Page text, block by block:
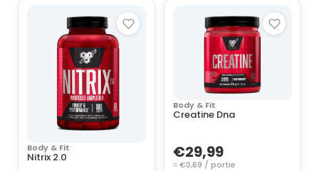
Body & Fit
Nitrix 2.0
Body & Fit
Creatine Dna
€29,99
≈ €0,69 / portie